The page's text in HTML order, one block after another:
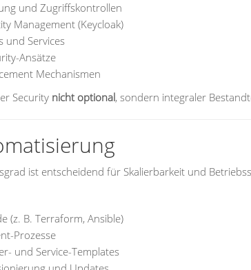
und Zugriffskontrollen
Management (Keycloak)
und Services
Ansätze
Mechanismen
Security nicht optional, sondern integraler
ist entscheidend für Skalierbarkeit und
(z. B. Terraform, Ansible)
Prozesse
und Service-Templates